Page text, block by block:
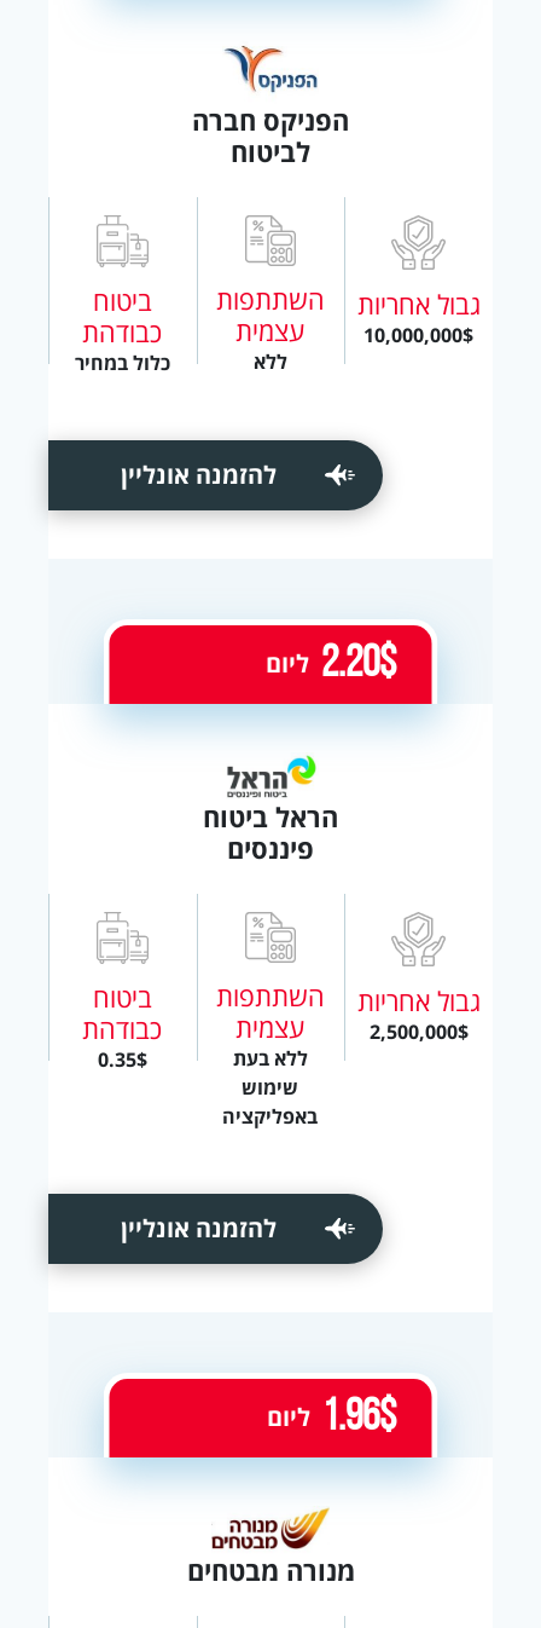
הפניקס חברה
לביטוח
גבול אחריות
10,000,000$
השתתפות
עצמית
ללא
ביטוח
כבודהת
כלול במחיר
להזמנה אונליין
הראל ביטוח
פיננסים
גבול אחריות
2,500,000$
השתתפות
עצמית
ללא בעת
שימוש
באפליקציה
ביטוח
כבודהת
0.35$
2.20$ ליום
להזמנה אונליין
מנורה מבטחים
1.96$ ליום